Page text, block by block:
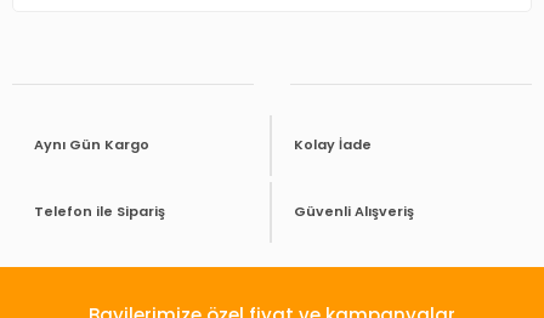
Aynı Gün Kargo Kolay İade
Telefon ile Sipariş Güvenli Alışveriş